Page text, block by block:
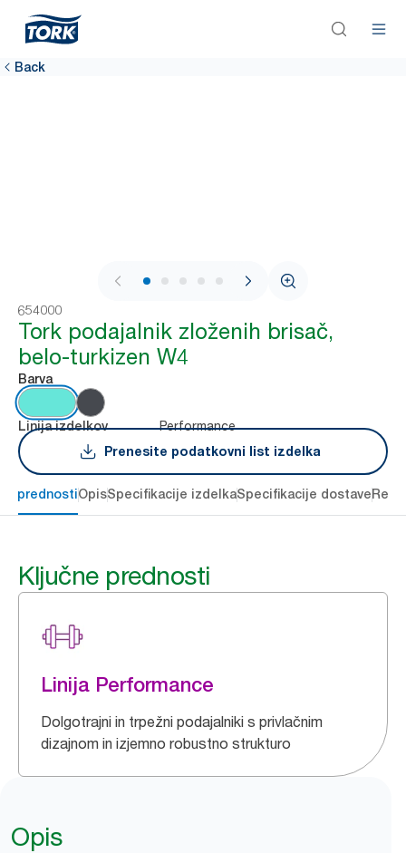
Back
1 / 7
654000
Tork podajalnik zloženih brisač,
belo-turkizen W4
Barva
Linija izdelkov
Performance
Prenesite podatkovni list izdelka
prednostiOpisSpecifikacije izdelkaSpecifikacije dostave
Ključne prednosti
Linija Performance
Dolgotrajni in trpežni podajalniki s privlačnim
dizajnom in izjemno robustno strukturo
Opis